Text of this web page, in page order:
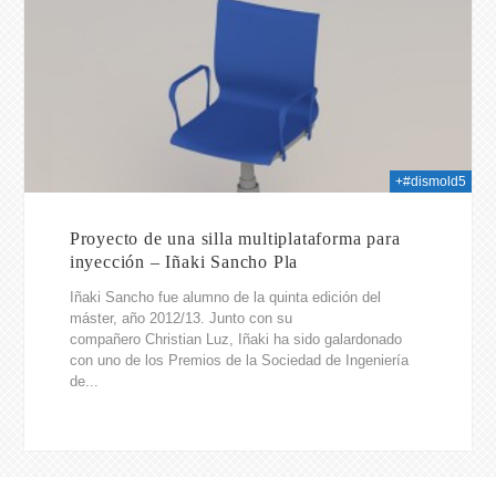
+#dismold5
Proyecto de una silla multiplataforma para
inyección – Iñaki Sancho Pla
Iñaki Sancho fue alumno de la quinta edición del
máster, año 2012/13. Junto con su
compañero Christian Luz, Iñaki ha sido galardonado
con uno de los Premios de la Sociedad de Ingeniería
de...